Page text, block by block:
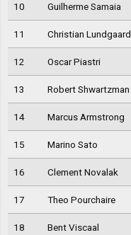
10 Guilherme Samaia
11 Christian Lundgaard
12 Oscar Piastri
13 Robert Shwartzman
14 Marcus Armstrong
15 Marino Sato
16 Clement Novalak
17 Theo Pourchaire
18 Bent Viscaal